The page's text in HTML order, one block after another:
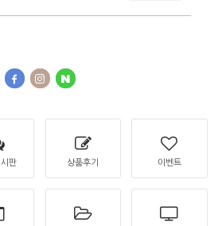
판 상품후기 이벤트